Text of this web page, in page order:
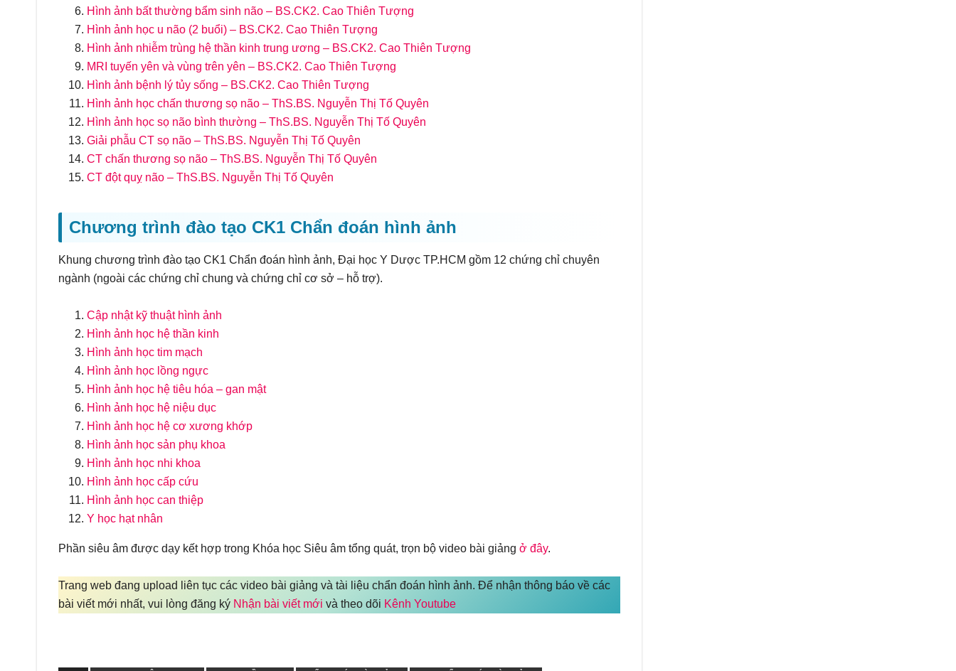
Hình ảnh bất thường bẩm sinh não – BS.CK2. Cao Thiên Tượng
Hình ảnh học u não (2 buổi) – BS.CK2. Cao Thiên Tượng
Hình ảnh nhiễm trùng hệ thần kinh trung ương – BS.CK2. Cao Thiên Tượng
MRI tuyến yên và vùng trên yên – BS.CK2. Cao Thiên Tượng
Hình ảnh bệnh lý tủy sống – BS.CK2. Cao Thiên Tượng
Hình ảnh học chấn thương sọ não – ThS.BS. Nguyễn Thị Tố Quyên
Hình ảnh học sọ não bình thường – ThS.BS. Nguyễn Thị Tố Quyên
Giải phẫu CT sọ não – ThS.BS. Nguyễn Thị Tố Quyên
CT chấn thương sọ não – ThS.BS. Nguyễn Thị Tố Quyên
CT đột quỵ não – ThS.BS. Nguyễn Thị Tố Quyên
Chương trình đào tạo CK1 Chẩn đoán hình ảnh
Khung chương trình đào tạo CK1 Chẩn đoán hình ảnh, Đại học Y Dược TP.HCM gồm 12 chứng chỉ chuyên
ngành (ngoài các chứng chỉ chung và chứng chỉ cơ sở – hỗ trợ).
Cập nhật kỹ thuật hình ảnh
Hình ảnh học hệ thần kinh
Hình ảnh học tim mạch
Hình ảnh học lồng ngực
Hình ảnh học hệ tiêu hóa – gan mật
Hình ảnh học hệ niệu dục
Hình ảnh học hệ cơ xương khớp
Hình ảnh học sản phụ khoa
Hình ảnh học nhi khoa
Hình ảnh học cấp cứu
Hình ảnh học can thiệp
Y học hạt nhân
Phần siêu âm được dạy kết hợp trong Khóa học Siêu âm tổng quát, trọn bộ video bài giảng ở đây.
Trang web đang upload liên tục các video bài giảng và tài liệu chẩn đoán hình ảnh. Để nhận thông báo về các
bài viết mới nhất, vui lòng đăng ký Nhận bài viết mới và theo dõi Kênh Youtube